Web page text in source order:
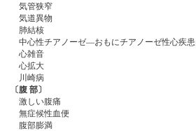
気管狭窄
気道異物
肺結核
中心性チアノーゼ—おもにチアノーゼ性心疾患
心雑音
心拡大
川崎病
〔腹 部〕
激しい腹痛
無症候性血便
腹部膨満